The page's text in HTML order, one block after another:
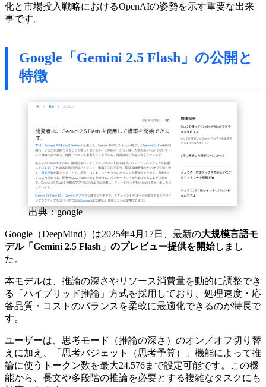
化と市場投入戦略におけるOpenAIの姿勢を示す重要な出来
事です。
Google「Gemini 2.5 Flash」の公開と
特徴
出典：google
Google（DeepMind）は2025年4月17日、最新の大規模言語モ
デル「Gemini 2.5 Flash」のプレビュー提供を開始しまし
た。
本モデルは、推論の深さやリソース消費量を動的に調整でき
る「ハイブリッド推論」方式を採用しており、処理速度・応
答品質・コストのバランスを柔軟に最適化できるのが特長で
す。
ユーザーは、思考モード（推論の深さ）のオン／オフ切り替
えに加え、「思考バジェット（思考予算）」機能によって推
論に使うトークン数を最大24,576まで設定可能です。この機
能から、長文や多段階の推論を必要とする複雑なタスクにも